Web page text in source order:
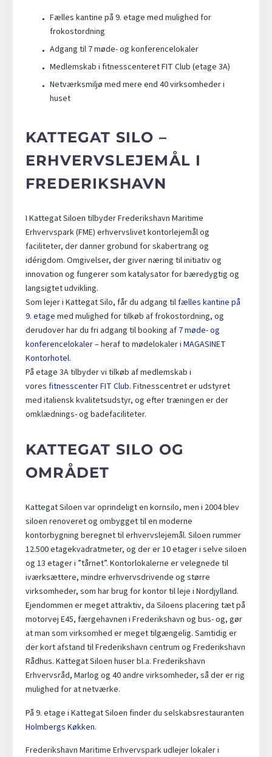
Fælles kantine på 9. etage med mulighed for
frokostordning
Adgang til 7 møde- og konferencelokaler
Medlemskab i fitnesscenteret FIT Club (etage 3A)
Netværksmiljø med mere end 40 virksomheder i
huset
KATTEGAT SILO –
ERHVERVSLEJEMÅL I
FREDERIKSHAVN
I Kattegat Siloen tilbyder Frederikshavn Maritime
Erhvervspark (FME) erhvervslivet kontorlejemål og
faciliteter, der danner grobund for skabertrang og
idérigdom. Omgivelser, der giver næring til initiativ og
innovation og fungerer som katalysator for bæredygtig og
langsigtet udvikling.
Som lejer i Kattegat Silo, får du adgang tilfælles kantine på
9. etage med mulighed for tilkøb af frokostordning, og
derudover har du fri adgang til booking af 7 møde- og
konferencelokaler– heraf to mødelokaler i MAGASINET
Kontorhotel.
På etage 3A tilbyder vi tilkøb af medlemskab i
vores fitnesscenter FIT Club. Fitnesscentret er udstyret
med italiensk kvalitetsudstyr, og efter træningen er der
omklædnings- og badefaciliteter.
KATTEGAT SILO OG
OMRÅDET
Kattegat Siloen var oprindeligt en kornsilo, men i 2004 blev
siloen renoveret og ombygget til en moderne
kontorbygning beregnet til erhvervslejemål. Siloen rummer
12.500 etagekvadratmeter, og der er 10 etager i selve siloen
og 13 etager i ”tårnet”. Kontorlokalerne er velegnede til
iværksættere, mindre erhvervsdrivende og større
virksomheder, som har brug for kontor til leje i Nordjylland.
Ejendommen er meget attraktiv, da Siloens placering tæt på
motorvej E45, færgehavnen i Frederikshavn og bus- og, gør
at man som virksomhed er meget tilgængelig. Samtidig er
der kort afstand til Frederikshavn centrum og Frederikshavn
Rådhus. Kattegat Siloen huser bl.a. Frederikshavn
Erhvervsråd, Marlog og 40 andre virksomheder, så der er rig
mulighed for at netværke.
På 9. etage i Kattegat Siloen finder du selskabsrestauranten
Holmbergs Køkken.
Frederikshavn Maritime Erhvervspark udlejer lokaler i